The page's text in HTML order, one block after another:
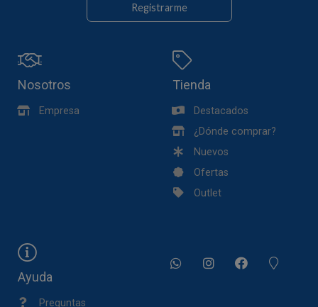
Registrarme
Nosotros
Empresa
Tienda
Destacados
¿Dónde comprar?
Nuevos
Ofertas
Outlet
Ayuda
Preguntas